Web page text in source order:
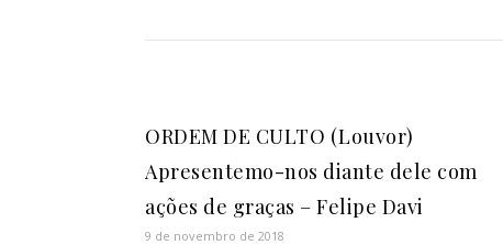
ORDEM DE CULTO (Louvor)
Apresentemo-nos diante dele com
ações de graças – Felipe Davi
9 de novembro de 2018